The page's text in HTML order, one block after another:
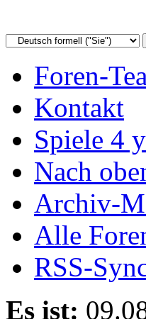
Foren-
Kontakt
Spiele 4
Nach
Archiv-
Alle
RSS-
Es ist: